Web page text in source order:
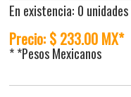
En existencia: 0 unidades
Precio: $ 233.00 MX*
* *Pesos Mexicanos